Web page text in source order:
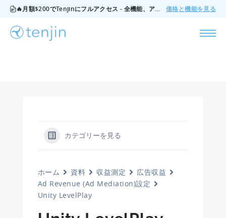
🔥月額$200でTenjinにフルアクセス - 全機能、アドオンなし、いつでもキャンセル可能。 価格と機能を見る
カテゴリーを見る
ホーム 資料 収益測定
広告収益
Ad Revenue (Ad Mediation)設定
Unity LevelPlay